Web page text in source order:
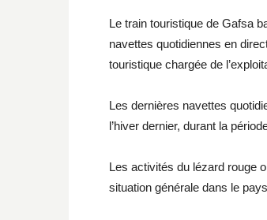
Le train touristique de Gafsa
navettes quotidiennes en
touristique chargée de
Les dernières navettes
l’hiver dernier, durant la
Les activités du lézard rouge
situation générale dans le